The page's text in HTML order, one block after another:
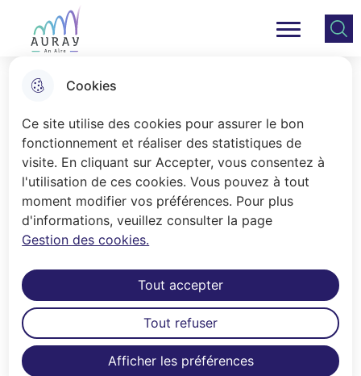
Cookies
Ce site utilise des cookies pour assurer le bon
fonctionnement et réaliser des statistiques de
visite. En cliquant sur Accepter, vous consentez à
l'utilisation de ces cookies. Vous pouvez à tout
moment modifier vos préférences. Pour plus
d'informations, veuillez consulter la page
Gestion des cookies.
Afficher les préférences
Tout accepter
Tout refuser
Aller
au
menu
Consulter
le plan
Ville Auray Menu principal
Educative
Accueil
La ville d'Auray se fixe pour objectif
d'offrir à chaque enfant et adolescent
(de 2 à 16 ans) du quartier prioritaire
alréen les mêmes chances de réussite
que les autres.